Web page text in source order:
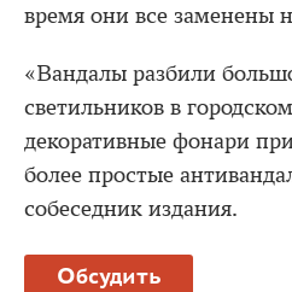
время они все заменены
«Вандалы разбили
светильников в
декоративные фонари
более простые
собеседник издания.
Обсудить